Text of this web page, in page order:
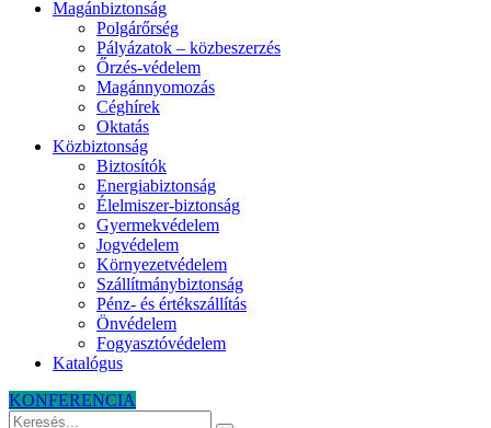
Magánbiztonság
Polgárőrség
Pályázatok – közbeszerzés
Őrzés-védelem
Magánnyomozás
Céghírek
Oktatás
Közbiztonság
Biztosítók
Energiabiztonság
Élelmiszer-biztonság
Gyermekvédelem
Jogvédelem
Környezetvédelem
Szállítmánybiztonság
Pénz- és értékszállítás
Önvédelem
Fogyasztóvédelem
Katalógus
KONFERENCIA